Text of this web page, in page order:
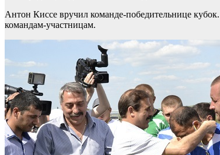
Антон Киссе вручил команде-победительнице
командам-участницам.